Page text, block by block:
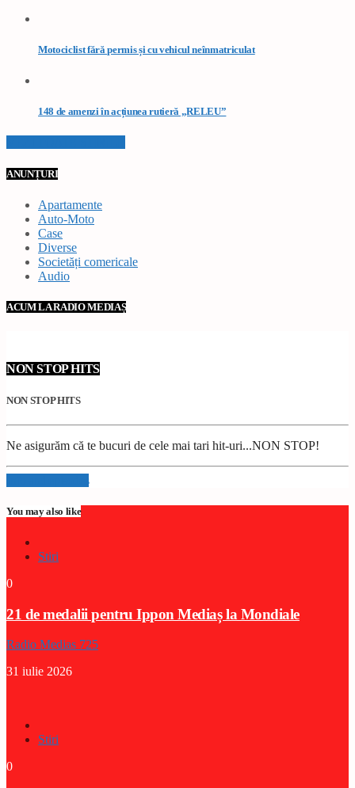
Motociclist fără permis și cu vehicul neînmatriculat
148 de amenzi în acțiunea rutieră „RELEU”
ANUNȚURI
Apartamente
Auto-Moto
Case
Diverse
Societăți comericale
Audio
ACUM LA RADIO MEDIAȘ
NON STOP HITS
NON STOP HITS
Ne asigurăm că te bucuri de cele mai tari hit-uri...NON STOP!
Info and episodes
You may also like
Stiri
0
21 de medalii pentru Ippon Mediaș la Mondiale
Radio Medias 725
31 iulie 2026
Stiri
0